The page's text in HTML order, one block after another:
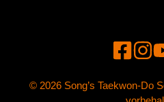
© 2026 Song’s Taekwon-Do